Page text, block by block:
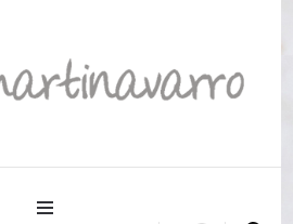
Martinavarro